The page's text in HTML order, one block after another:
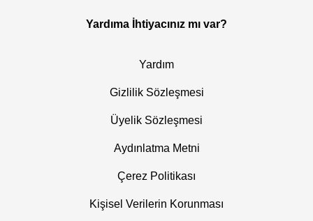
Yardıma İhtiyacınız mı var?
Yardım
Gizlilik Sözleşmesi
Üyelik Sözleşmesi
Aydınlatma Metni
Çerez Politikası
Kişisel Verilerin Korunması